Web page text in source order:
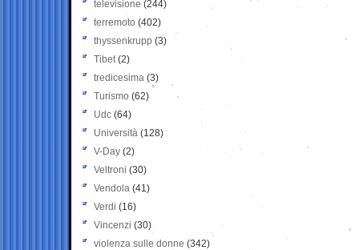
televisione(244)
terremoto (402)
thyssenkrupp (3)
Tibet(2)
tredicesima (3)
Turismo (62)
Udc (64)
Università (128)
V-Day (2)
Veltroni (30)
Vendola (41)
Verdi (16)
Vincenzi (30)
violenza sulle donne (342)